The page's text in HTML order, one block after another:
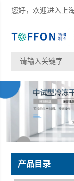
您好，欢迎进入上
产品目录